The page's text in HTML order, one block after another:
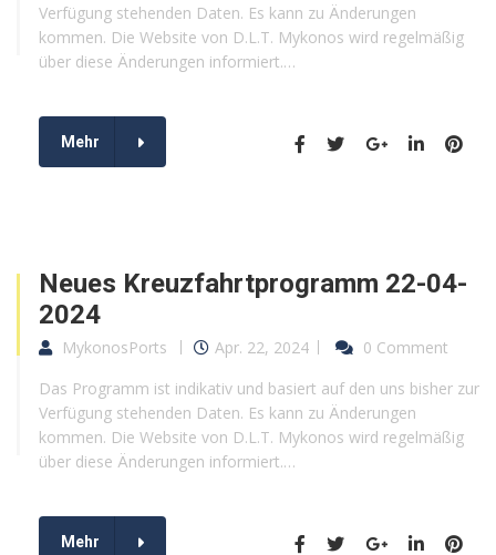
Verfügung stehenden Daten. Es kann zu Änderungen
kommen. Die Website von D.L.T. Mykonos wird regelmäßig
über diese Änderungen informiert.…
Mehr
Neues Kreuzfahrtprogramm 22-04-
2024
MykonosPorts Apr. 22, 2024
0 Comment
Das Programm ist indikativ und basiert auf den uns bisher zur
Verfügung stehenden Daten. Es kann zu Änderungen
kommen. Die Website von D.L.T. Mykonos wird regelmäßig
über diese Änderungen informiert.…
Mehr